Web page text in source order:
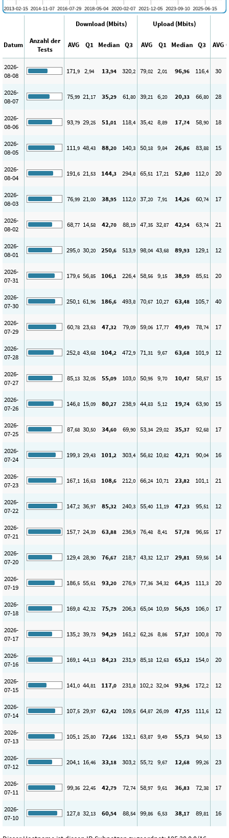
Download (Mbits) Upload (Mbits)
Datum
Anzahl der
Tests
AVG Q1 Median Q3 AVG Q1 Median Q3 AVG
2026-
08-08
171,9 2,94 13,94 320,2 79,02 2,01 96,96 116,4 30
2026-
08-07
75,99 21,17 35,29 61,80 39,21 6,20 20,33 66,80 28
2026-
08-06
93,79 29,25 51,01 118,4 35,42 8,89 17,74 58,90 18
2026-
08-05
111,9 48,43 88,20 140,3 50,18 9,84 26,86 83,88 15
2026-
08-04
191,6 21,53 144,3 294,8 65,51 17,21 52,80 112,0 20
2026-
08-03
76,99 21,00 38,95 112,0 37,20 7,91 14,26 60,74 17
2026-
08-02
68,77 14,58 42,70 88,19 47,35 32,87 42,54 63,74 21
2026-
08-01
295,0 30,20 250,6 513,9 98,04 43,68 89,93 129,1 12
2026-
07-31
179,6 56,85 106,1 226,4 58,56 9,15 38,59 85,51 20
2026-
07-30
250,1 61,96 186,6 493,8 70,67 10,27 63,48 105,7 40
2026-
07-29
60,78 23,63 47,32 79,09 59,06 17,77 49,49 78,74 17
2026-
07-28
252,8 43,68 104,2 472,9 71,31 9,67 63,68 101,9 12
2026-
07-27
85,13 32,05 55,09 103,0 50,95 9,70 10,47 58,57 15
2026-
07-26
146,8 15,09 80,27 238,9 44,83 5,12 19,74 63,90 15
2026-
07-25
87,68 30,50 34,60 69,90 53,34 29,02 35,37 92,68 17
2026-
07-24
199,3 29,43 101,2 303,4 56,82 10,82 42,71 90,04 16
2026-
07-23
167,1 16,63 108,6 212,0 66,24 10,71 23,82 101,1 21
2026-
07-22
147,2 36,97 85,32 240,3 55,40 11,19 47,23 95,51 12
2026-
07-21
157,7 24,39 63,88 236,9 76,48 8,41 57,78 96,55 17
2026-
07-20
129,4 28,90 76,67 218,7 43,32 12,17 29,81 59,56 14
2026-
07-19
186,5 55,61 93,20 276,9 77,36 34,32 64,35 111,3 20
2026-
07-18
169,8 42,32 75,79 206,3 65,04 10,59 56,55 106,0 17
2026-
07-17
135,2 39,73 94,29 161,2 62,26 8,86 57,37 100,8 70
2026-
07-16
169,1 44,13 84,23 231,9 85,18 12,63 65,12 154,0 20
2026-
07-15
141,0 44,81 117,0 231,8 102,2 32,04 93,96 172,2 12
2026-
07-14
107,5 29,97 62,42 109,5 64,87 26,09 47,55 111,6 12
2026-
07-13
105,1 25,80 72,66 132,1 63,87 9,49 55,73 94,50 13
2026-
07-12
204,1 16,46 33,18 303,2 55,72 9,67 12,68 99,26 23
2026-
07-11
99,36 22,45 42,79 72,74 58,97 9,61 36,83 72,38 17
2026-
07-10
127,8 32,13 60,54 88,54 99,86 6,53 38,17 89,81 16